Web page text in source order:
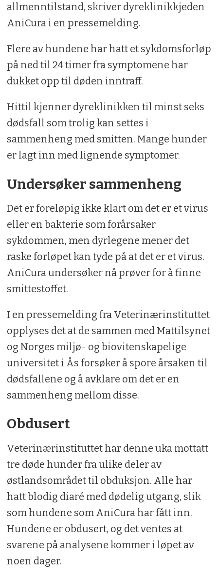
allmenntilstand, skriver dyreklinikkjeden
AniCura i en pressemelding.
Flere av hundene har hatt et sykdomsforløp
på ned til 24 timer fra symptomene har
dukket opp til døden inntraff.
Hittil kjenner dyreklinikken til minst seks
dødsfall som trolig kan settes i
sammenheng med smitten. Mange hunder
er lagt inn med lignende symptomer.
Undersøker sammenheng
Det er foreløpig ikke klart om det er et virus
eller en bakterie som forårsaker
sykdommen, men dyrlegene mener det
raske forløpet kan tyde på at det er et virus.
AniCura undersøker nå prøver for å finne
smittestoffet.
I en pressemelding fra Veterinærinstituttet
opplyses det at de sammen med Mattilsynet
og Norges miljø- og biovitenskapelige
universitet i Ås forsøker å spore årsaken til
dødsfallene og å avklare om det er en
sammenheng mellom disse.
Obdusert
Veterinærinstituttet har denne uka mottatt
tre døde hunder fra ulike deler av
østlandsområdet til obduksjon. Alle har
hatt blodig diaré med dødelig utgang, slik
som hundene som AniCura har fått inn.
Hundene er obdusert, og det ventes at
svarene på analysene kommer i løpet av
noen dager.